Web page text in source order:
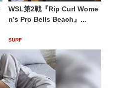
WSL第2戦『Rip Curl Wome
n’s Pro Bells Beach』...
SURF